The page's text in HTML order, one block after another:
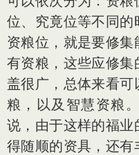
位、究竟位等不同
资粮位，就是要修
有资粮，这些应修
盖很广，总体来看
粮，以及智慧资粮
说，由于这样的福
得随顺的资具，还